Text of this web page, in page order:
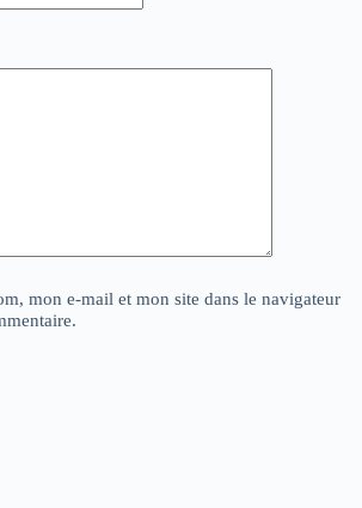
mon e-mail et mon site dans le navigateur